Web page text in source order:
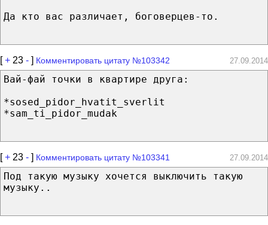
Да кто вас различает, боговерцев-то.
[+ 23 - ] Комментировать цитату №103342 27.09.2014
Вай-фай точки в квартире друга:
*sosed_pidor_hvatit_sverlit
*sam_ti_pidor_mudak
[+ 23 - ] Комментировать цитату №103341 27.09.2014
Под такую музыку хочется выключить такую
музыку..